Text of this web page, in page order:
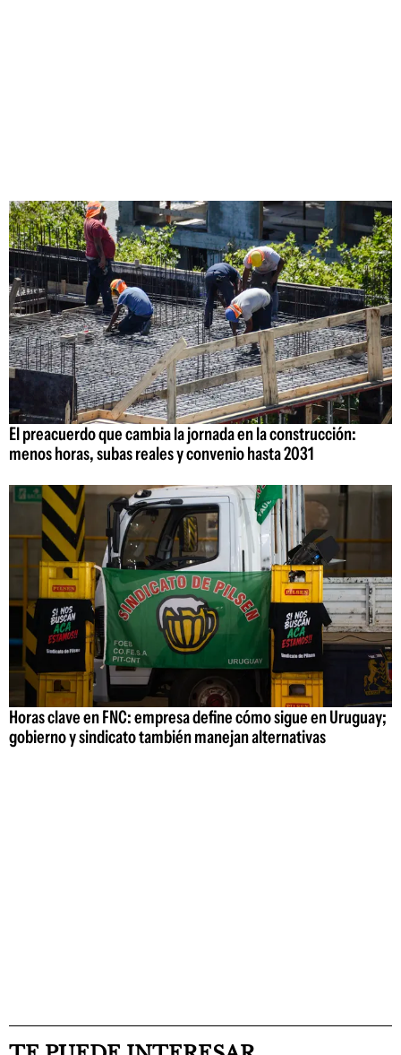
El preacuerdo que cambia la jornada en la construcción:
menos horas, subas reales y convenio hasta 2031
Horas clave en FNC: empresa define cómo sigue en Uruguay;
gobierno y sindicato también manejan alternativas